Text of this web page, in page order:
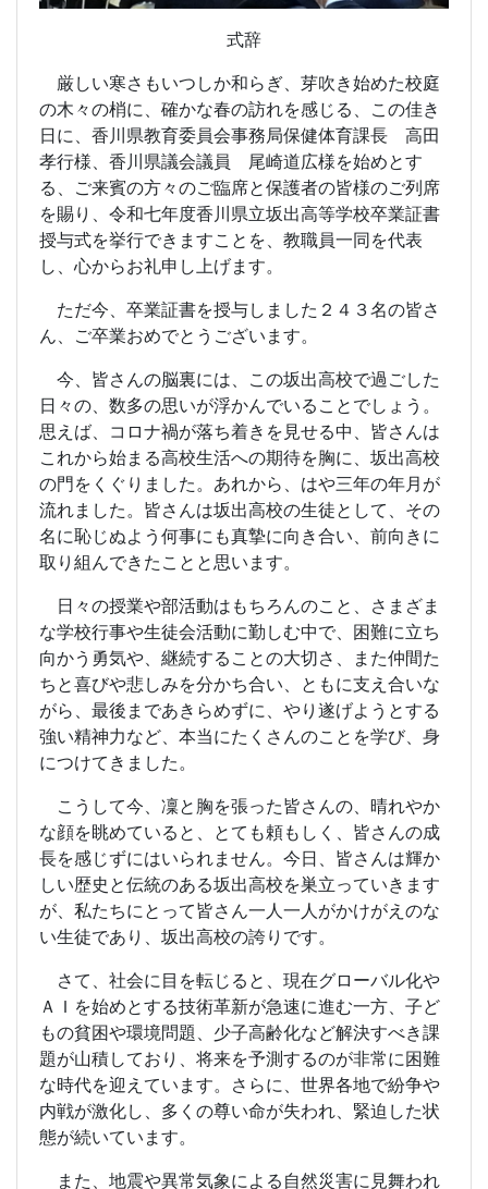
式辞
厳しい寒さもいつしか和らぎ、芽吹き始めた校庭
の木々の梢に、確かな春の訪れを感じる、この佳き
日に、香川県教育委員会事務局保健体育課長 高田
孝行様、香川県議会議員 尾崎道広様を始めとす
る、ご来賓の方々のご臨席と保護者の皆様のご列席
を賜り、令和七年度香川県立坂出高等学校卒業証書
授与式を挙行できますことを、教職員一同を代表
し、心からお礼申し上げます。
ただ今、卒業証書を授与しました２４３名の皆さ
ん、ご卒業おめでとうございます。
今、皆さんの脳裏には、この坂出高校で過ごした
日々の、数多の思いが浮かんでいることでしょう。
思えば、コロナ禍が落ち着きを見せる中、皆さんは
これから始まる高校生活への期待を胸に、坂出高校
の門をくぐりました。あれから、はや三年の年月が
流れました。皆さんは坂出高校の生徒として、その
名に恥じぬよう何事にも真摯に向き合い、前向きに
取り組んできたことと思います。
日々の授業や部活動はもちろんのこと、さまざま
な学校行事や生徒会活動に勤しむ中で、困難に立ち
向かう勇気や、継続することの大切さ、また仲間た
ちと喜びや悲しみを分かち合い、ともに支え合いな
がら、最後まであきらめずに、やり遂げようとする
強い精神力など、本当にたくさんのことを学び、身
につけてきました。
こうして今、凜と胸を張った皆さんの、晴れやか
な顔を眺めていると、とても頼もしく、皆さんの成
長を感じずにはいられません。今日、皆さんは輝か
しい歴史と伝統のある坂出高校を巣立っていきます
が、私たちにとって皆さん一人一人がかけがえのな
い生徒であり、坂出高校の誇りです。
さて、社会に目を転じると、現在グローバル化や
ＡＩを始めとする技術革新が急速に進む一方、子ど
もの貧困や環境問題、少子高齢化など解決すべき課
題が山積しており、将来を予測するのが非常に困難
な時代を迎えています。さらに、世界各地で紛争や
内戦が激化し、多くの尊い命が失われ、緊迫した状
態が続いています。
また、地震や異常気象による自然災害に見舞われ